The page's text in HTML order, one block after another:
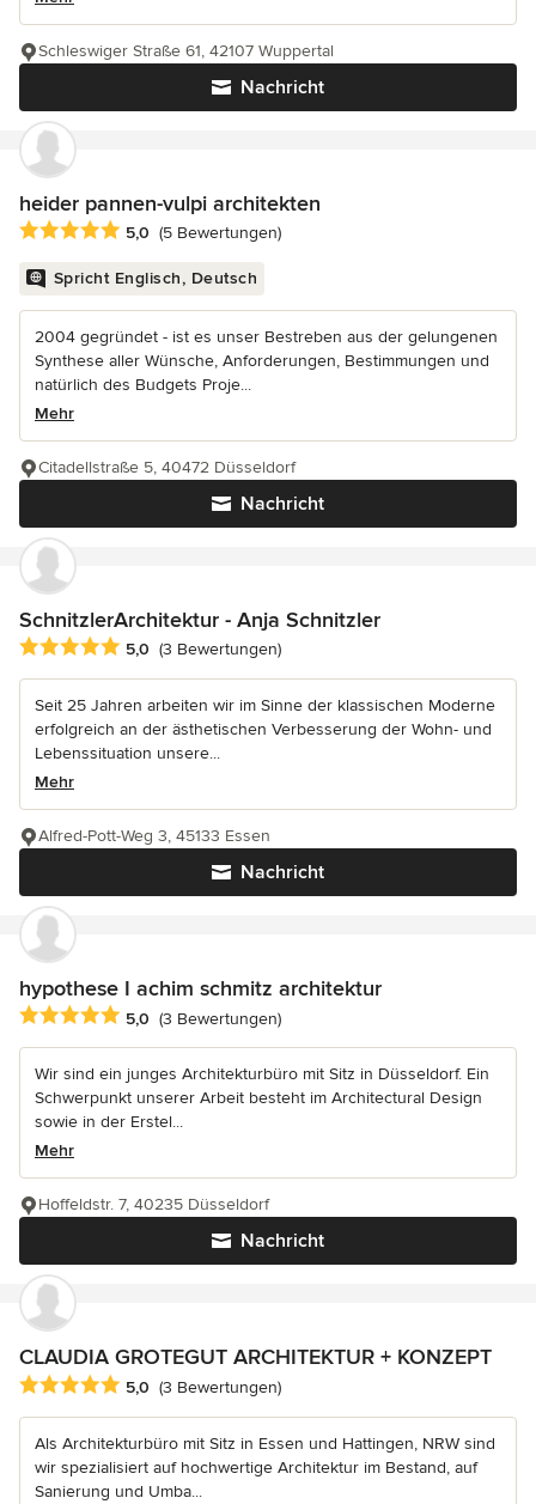
Nachricht
Schleswiger Straße 61, 42107 Wuppertal
heider pannen-vulpi architekten
Durchschnittliche Bewertung: 5 von 5 Sternen
5,0 (5 Bewertungen)
Spricht Englisch, Deutsch
2004 gegründet - ist es unser Bestreben aus der gelungenen
Synthese aller Wünsche, Anforderungen, Bestimmungen und
natürlich des Budgets Proje...
Mehr
Nachricht
Citadellstraße 5, 40472 Düsseldorf
SchnitzlerArchitektur - Anja Schnitzler
Durchschnittliche Bewertung: 5 von 5 Sternen
5,0 (3 Bewertungen)
Seit 25 Jahren arbeiten wir im Sinne der klassischen Moderne
erfolgreich an der ästhetischen Verbesserung der Wohn- und
Lebenssituation unsere...
Mehr
Nachricht
Alfred-Pott-Weg 3, 45133 Essen
hypothese I achim schmitz architektur
Durchschnittliche Bewertung: 5 von 5 Sternen
5,0 (3 Bewertungen)
Wir sind ein junges Architekturbüro mit Sitz in Düsseldorf. Ein
Schwerpunkt unserer Arbeit besteht im Architectural Design
sowie in der Erstel...
Mehr
Nachricht
Hoffeldstr. 7, 40235 Düsseldorf
CLAUDIA GROTEGUT ARCHITEKTUR + KONZEPT
Durchschnittliche Bewertung: 5 von 5 Sternen
5,0 (3 Bewertungen)
Als Architekturbüro mit Sitz in Essen und Hattingen, NRW sind
wir spezialisiert auf hochwertige Architektur im Bestand, auf
Sanierung und Umba...